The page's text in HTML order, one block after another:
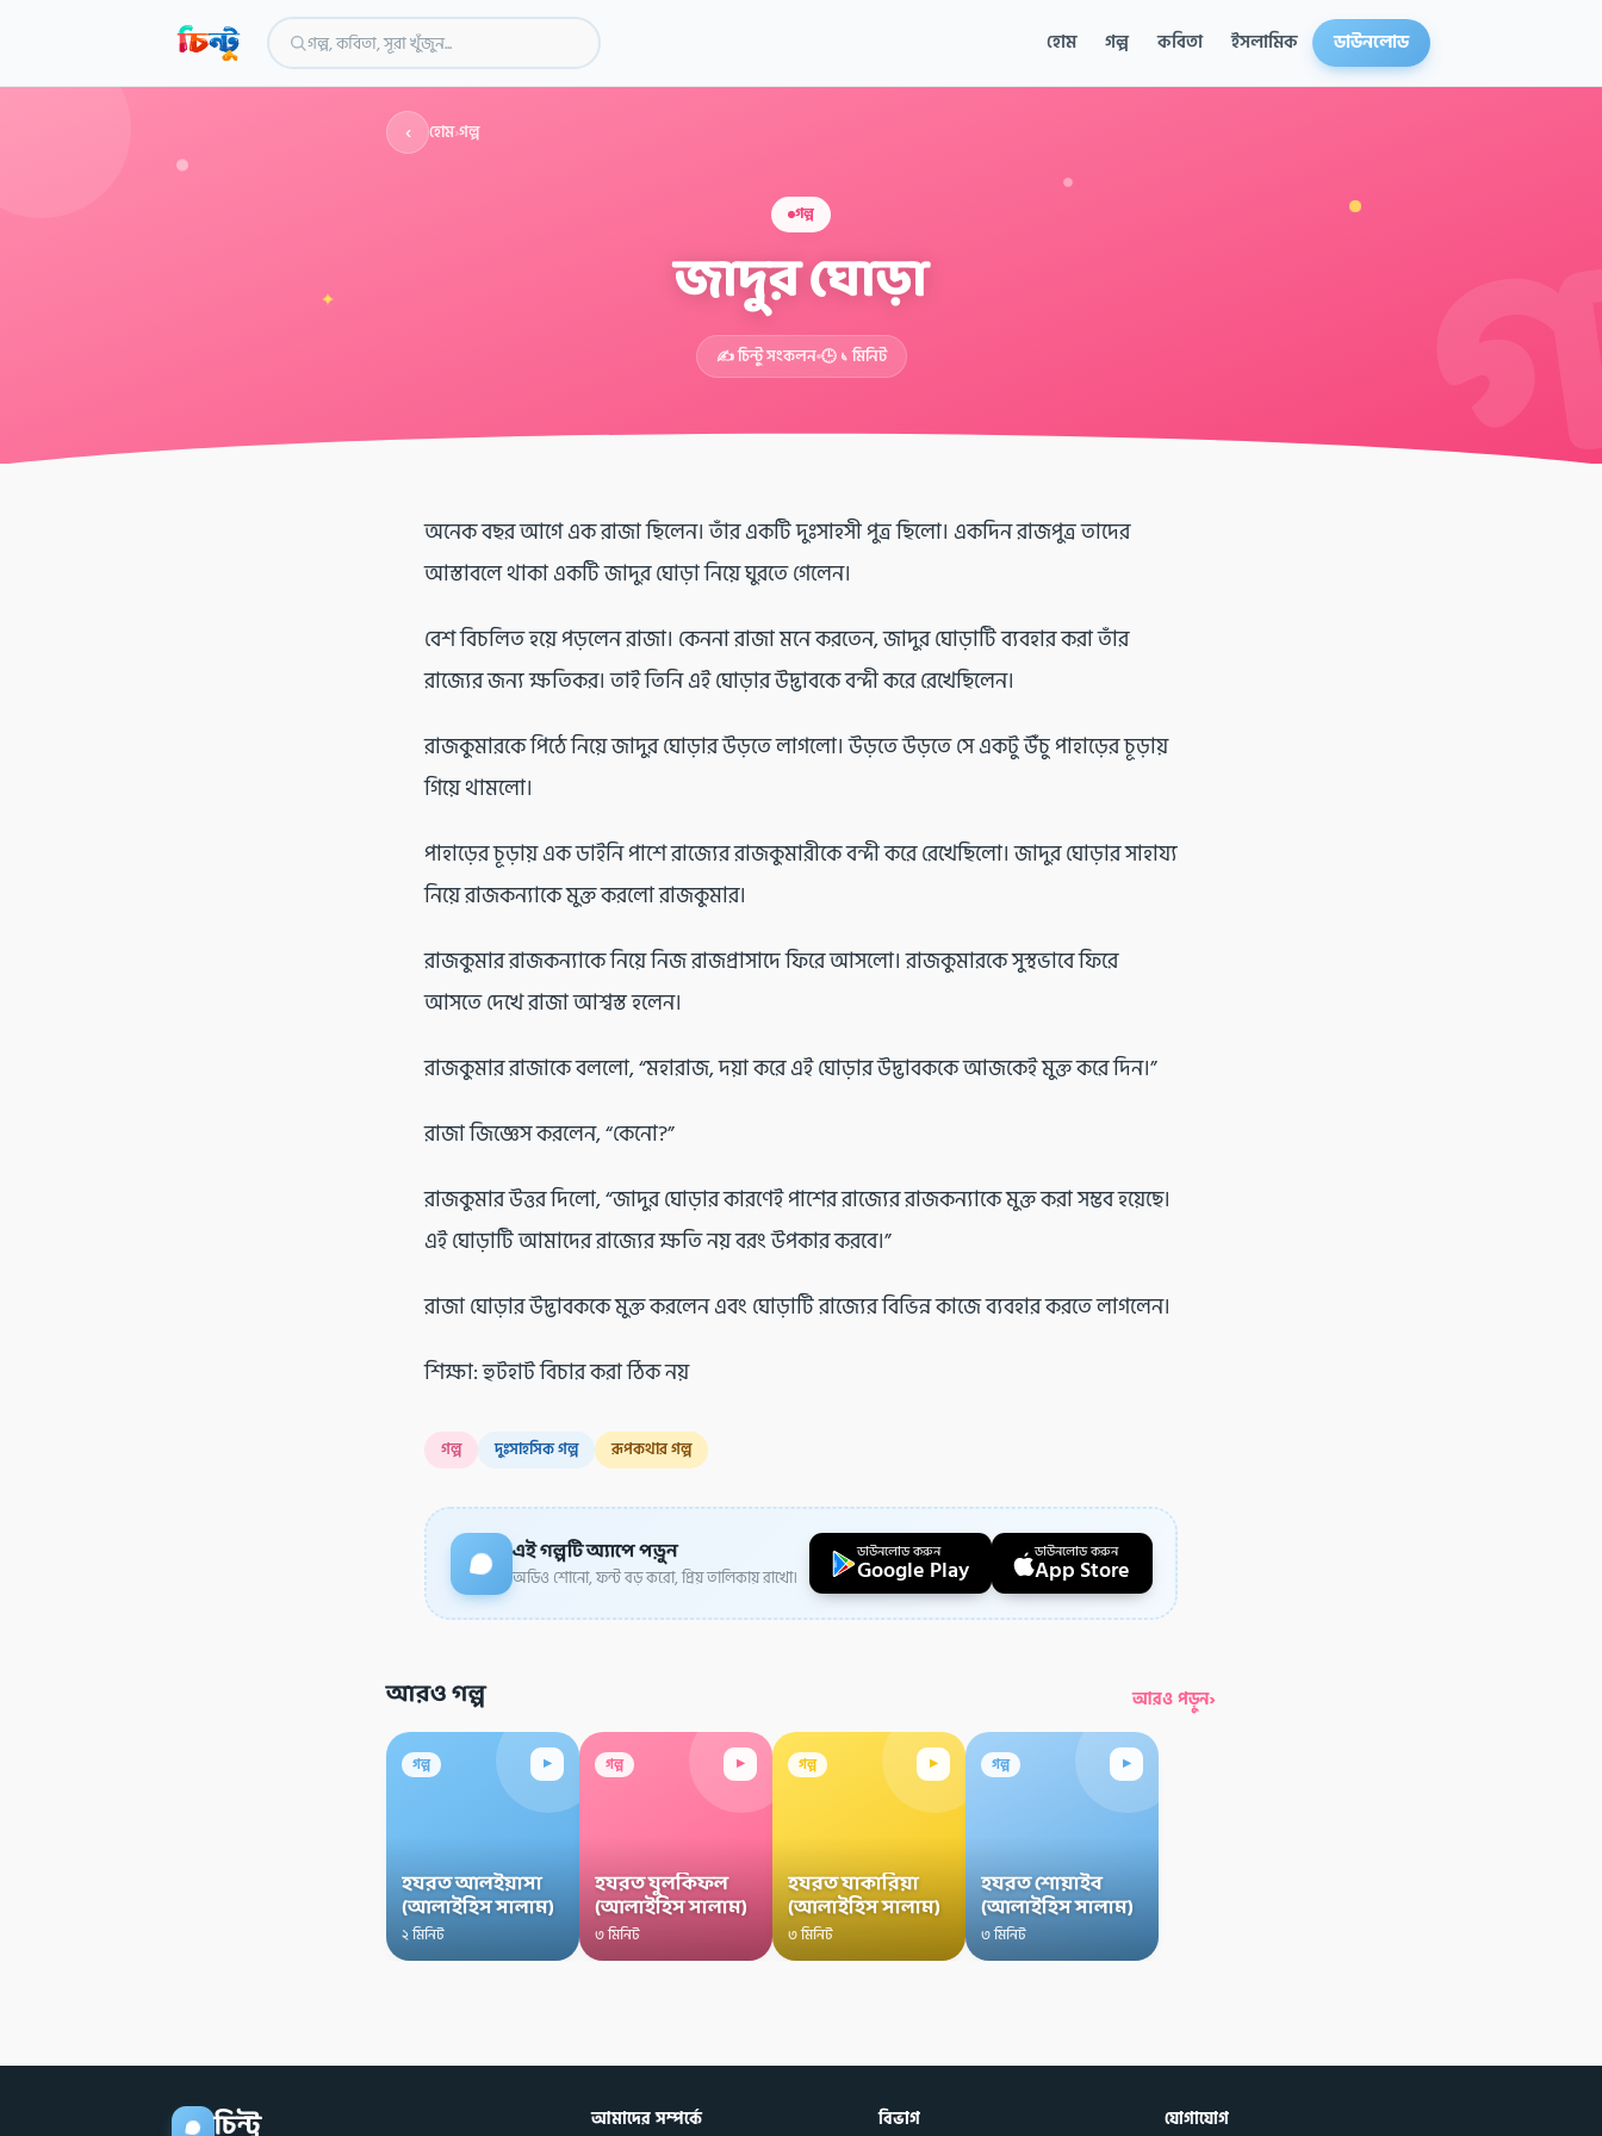
গল্প, কবিতা, সূরা খুঁজুন... হোম গল্প কবিতা ইসলামিক ডাউনলোড
✦
‹ হোম›গল্প
গল্প
জাদুর ঘোড়া
✍️ চিন্টু সংকলন 🕒 ১ মিনিট
অনেক বছর আগে এক রাজা ছিলেন। তাঁর একটি দুঃসাহসী পুত্র ছিলো। একদিন রাজপুত্র তাদের
আস্তাবলে থাকা একটি জাদুর ঘোড়া নিয়ে ঘুরতে গেলেন।
বেশ বিচলিত হয়ে পড়লেন রাজা। কেননা রাজা মনে করতেন, জাদুর ঘোড়াটি ব্যবহার করা তাঁর
রাজ্যের জন্য ক্ষতিকর। তাই তিনি এই ঘোড়ার উদ্ভাবকে বন্দী করে রেখেছিলেন।
রাজকুমারকে পিঠে নিয়ে জাদুর ঘোড়ার উড়তে লাগলো। উড়তে উড়তে সে একটু উঁচু পাহাড়ের চূড়ায়
গিয়ে থামলো।
পাহাড়ের চূড়ায় এক ডাইনি পাশে রাজ্যের রাজকুমারীকে বন্দী করে রেখেছিলো। জাদুর ঘোড়ার সাহায্য
নিয়ে রাজকন্যাকে মুক্ত করলো রাজকুমার।
রাজকুমার রাজকন্যাকে নিয়ে নিজ রাজপ্রাসাদে ফিরে আসলো। রাজকুমারকে সুস্থভাবে ফিরে
আসতে দেখে রাজা আশ্বস্ত হলেন।
রাজকুমার রাজাকে বললো, “মহারাজ, দয়া করে এই ঘোড়ার উদ্ভাবককে আজকেই মুক্ত করে দিন।”
রাজা জিজ্ঞেস করলেন, “কেনো?”
রাজকুমার উত্তর দিলো, “জাদুর ঘোড়ার কারণেই পাশের রাজ্যের রাজকন্যাকে মুক্ত করা সম্ভব হয়েছে।
এই ঘোড়াটি আমাদের রাজ্যের ক্ষতি নয় বরং উপকার করবে।”
রাজা ঘোড়ার উদ্ভাবককে মুক্ত করলেন এবং ঘোড়াটি রাজ্যের বিভিন্ন কাজে ব্যবহার করতে লাগলেন।
শিক্ষা: হুটহাট বিচার করা ঠিক নয়
গল্প দুঃসাহসিক গল্প রূপকথার গল্প
এই গল্পটি অ্যাপে পড়ুন
অডিও শোনো, ফন্ট বড় করো, প্রিয় তালিকায় রাখো।
ডাউনলোড করুন
Google Play
ডাউনলোড করুন
App Store
আরও গল্প আরও পড়ুন›
গল্প ▸
হযরত আলইয়াসা
(আলাইহিস সালাম)
২ মিনিট
গল্প ▸
হযরত যুলকিফল
(আলাইহিস সালাম)
৩ মিনিট
গল্প ▸
হযরত যাকারিয়া
(আলাইহিস সালাম)
৩ মিনিট
গল্প ▸
হযরত শোয়াইব
(আলাইহিস সালাম)
৩ মিনিট
আমাদের সম্পর্কে বিভাগ যোগাযোগ